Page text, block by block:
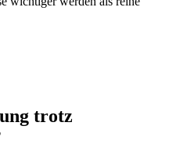
trotz